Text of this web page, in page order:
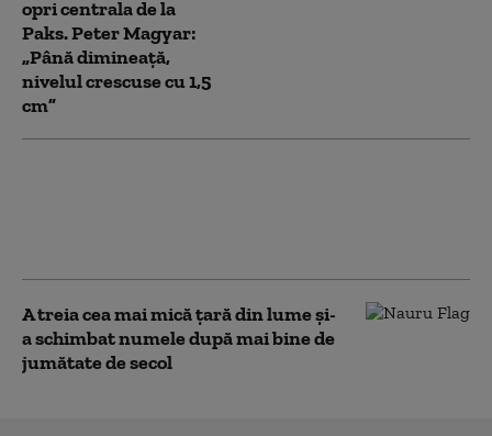
opri centrala de la
Paks. Peter Magyar:
„Până dimineață,
nivelul crescuse cu 1,5
cm”
A treia cea mai mică țară din lume și-
a schimbat numele după mai bine de
jumătate de secol